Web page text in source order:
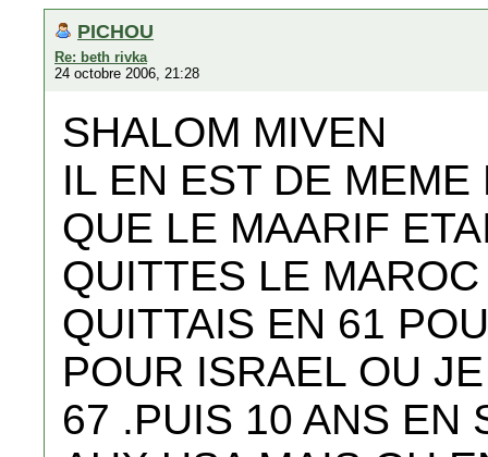
PICHOU
Re: beth rivka
24 octobre 2006, 21:28
SHALOM MIVEN
IL EN EST DE
QUE LE MAARIF
QUITTES LE
QUITTAIS EN 61
POUR ISRAEL OU
67 .PUIS 10 ANS EN